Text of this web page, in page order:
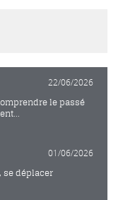
22/06/2026
le passé
01/06/2026
se déplacer